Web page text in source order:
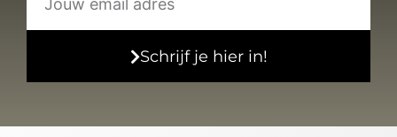
Schrijf je hier in!